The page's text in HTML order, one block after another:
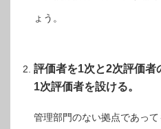
ょう。
評価者を1次と2次評価者
1次評価者を設ける。
管理部門のない拠点であっ